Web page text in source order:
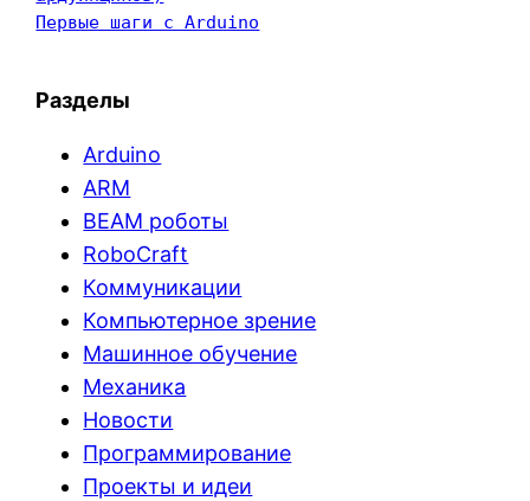
Первые шаги с Arduino
Разделы
Arduino
ARM
BEAM роботы
RoboCraft
Коммуникации
Компьютерное зрение
Машинное обучение
Механика
Новости
Программирование
Проекты и идеи